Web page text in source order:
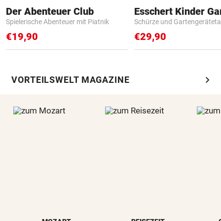
Der Abenteuer Club
Spielerische Abenteuer mit Piatnik
€19,90
Schürze und
€29,90
VORTEILSWELT MAGAZINE chevron_right